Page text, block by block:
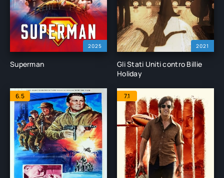
2025
Superman
2021
Gli Stati Uniti contro Billie
Holiday
6.5 7.1